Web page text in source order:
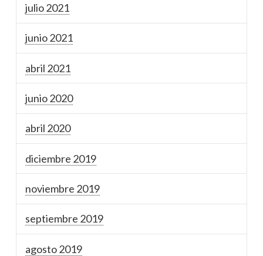
julio 2021
junio 2021
abril 2021
junio 2020
abril 2020
diciembre 2019
noviembre 2019
septiembre 2019
agosto 2019